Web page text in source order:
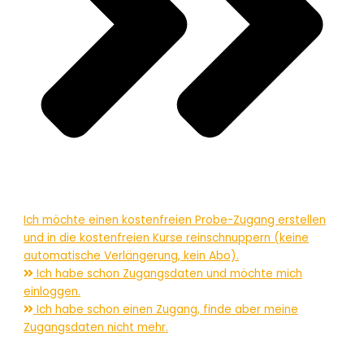
Ich möchte einen kostenfreien Probe-Zugang erstellen
und in die kostenfreien Kurse reinschnuppern (keine
automatische Verlängerung, kein Abo).
Ich habe schon Zugangsdaten und möchte mich
einloggen.
Ich habe schon einen Zugang, finde aber meine
Zugangsdaten nicht mehr.